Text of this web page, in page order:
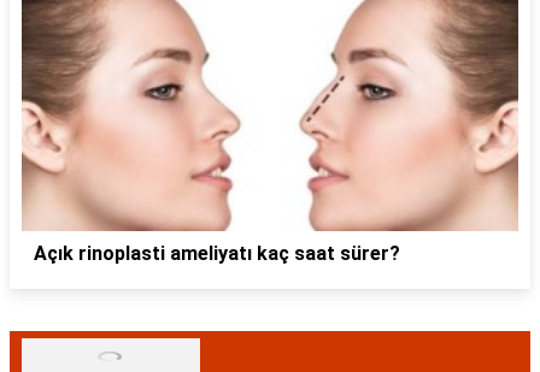
Açık rinoplasti ameliyatı kaç saat sürer?